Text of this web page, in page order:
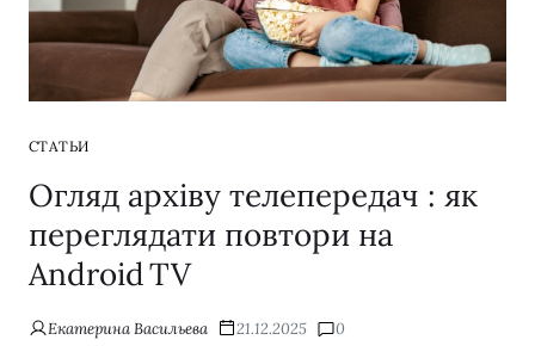
СТАТЬИ
Огляд архіву телепередач : як
переглядати повтори на
Android TV
Екатерина Васильева 21.12.2025 0